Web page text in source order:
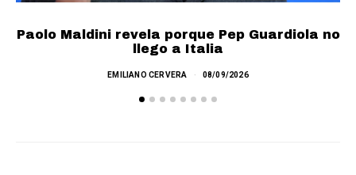
Paolo Maldini revela porque Pep Guardiola no
llego a Italia
EMILIANO CERVERA 08/09/2026